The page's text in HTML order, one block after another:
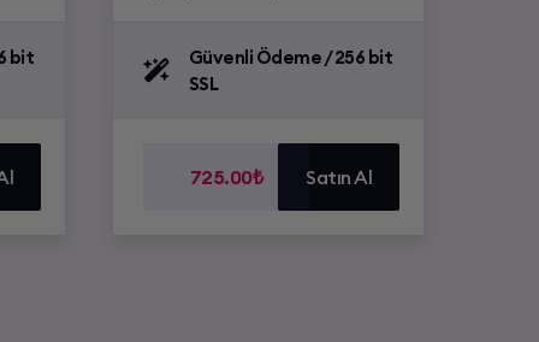
bit
Güvenli Ödeme / 256 bit
SSL
725.00₺ Satın Al